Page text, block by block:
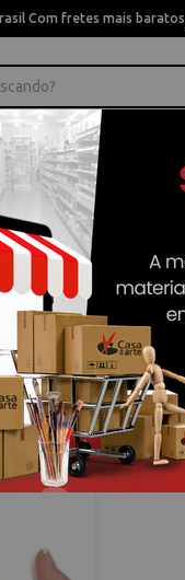
Com fretes mais baratos
Desenho
Kit 662586